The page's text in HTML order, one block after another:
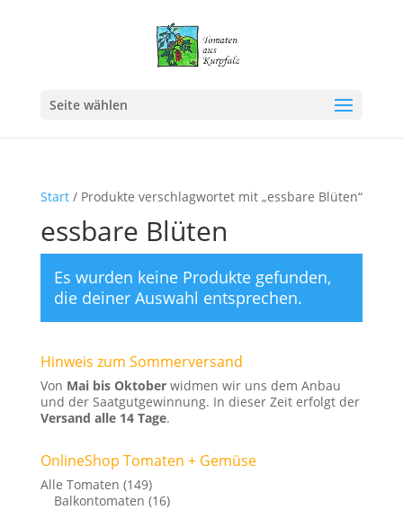
Seite wählen
Start/ Produkte verschlagwortet mit „essbare Blüten“
essbare Blüten
Es wurden keine Produkte gefunden,
die deiner Auswahl entsprechen.
Hinweis zum Sommerversand
Von Mai bis Oktoberwidmen wir uns dem Anbau
und der Saatgutgewinnung. In dieser Zeit erfolgt der
Versand alle 14 Tage.
OnlineShop Tomaten + Gemüse
Alle Tomaten (149)
Balkontomaten (16)